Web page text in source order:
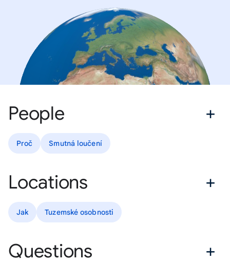
People
Proč Smutná loučení
Locations
Jak Tuzemské osobnosti
Questions